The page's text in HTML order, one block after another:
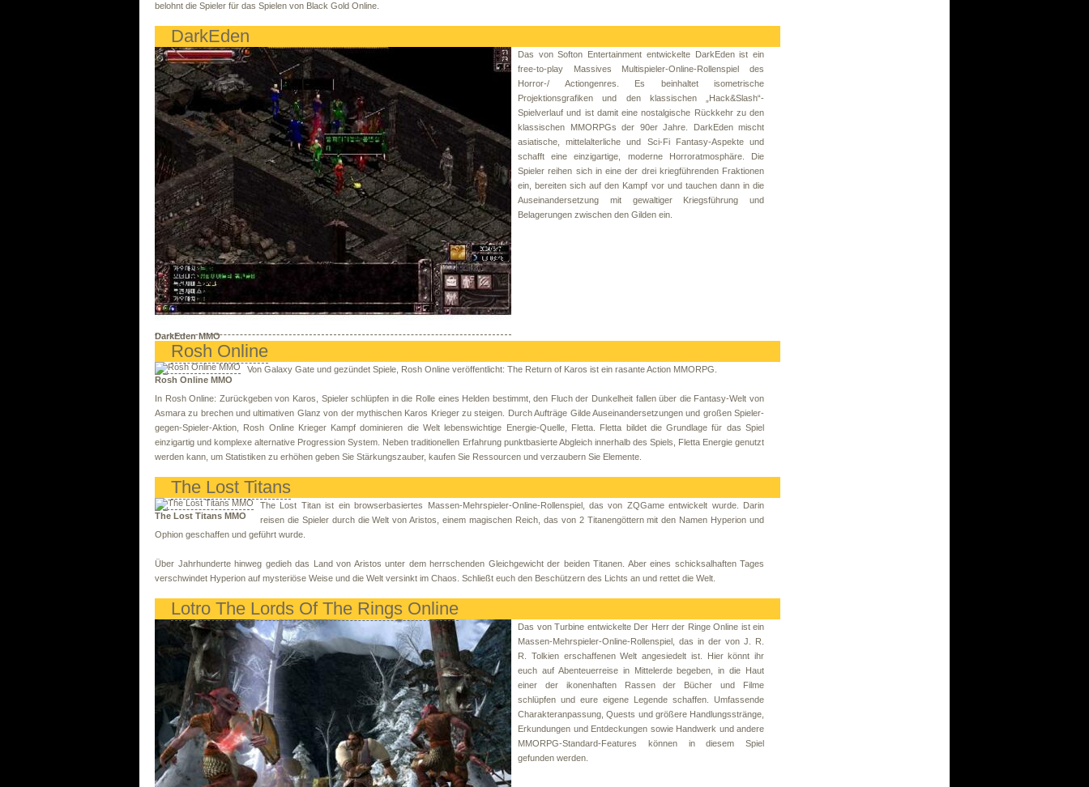
belohnt die Spieler für das Spielen von Black Gold Online.
DarkEden
DarkEden MMO
Das von Softon Entertainment entwickelte DarkEden ist ein
free-to-play Massives Multispieler-Online-Rollenspiel des
Horror-/ Actiongenres. Es beinhaltet isometrische
Projektionsgrafiken und den klassischen „Hack&Slash“-
Spielverlauf und ist damit eine nostalgische Rückkehr zu den
klassischen MMORPGs der 90er Jahre. DarkEden mischt
asiatische, mittelalterliche und Sci-Fi Fantasy-Aspekte und
schafft eine einzigartige, moderne Horroratmosphäre. Die
Spieler reihen sich in eine der drei kriegführenden Fraktionen
ein, bereiten sich auf den Kampf vor und tauchen dann in die
Auseinandersetzung mit gewaltiger Kriegsführung und
Belagerungen zwischen den Gilden ein.
Rosh Online
Rosh Online MMO
Von Galaxy Gate und gezündet Spiele, Rosh Online veröffentlicht: The Return of Karos ist ein rasante Action MMORPG.
In Rosh Online: Zurückgeben von Karos, Spieler schlüpfen in die Rolle eines Helden bestimmt, den Fluch der Dunkelheit fallen über die Fantasy-Welt von
Asmara zu brechen und ultimativen Glanz von der mythischen Karos Krieger zu steigen. Durch Aufträge Gilde Auseinandersetzungen und großen Spieler-
gegen-Spieler-Aktion, Rosh Online Krieger Kampf dominieren die Welt lebenswichtige Energie-Quelle, Fletta. Fletta bildet die Grundlage für das Spiel
einzigartig und komplexe alternative Progression System. Neben traditionellen Erfahrung punktbasierte Abgleich innerhalb des Spiels, Fletta Energie genutzt
werden kann, um Statistiken zu erhöhen geben Sie Stärkungszauber, kaufen Sie Ressourcen und verzaubern Sie Elemente.
The Lost Titans
The Lost Titans MMO
The Lost Titan ist ein browserbasiertes Massen-Mehrspieler-Online-Rollenspiel, das von ZQGame entwickelt wurde. Darin
reisen die Spieler durch die Welt von Aristos, einem magischen Reich, das von 2 Titanengöttern mit den Namen Hyperion und
Ophion geschaffen und geführt wurde.
Über Jahrhunderte hinweg gedieh das Land von Aristos unter dem herrschenden Gleichgewicht der beiden Titanen. Aber eines schicksalhaften Tages
verschwindet Hyperion auf mysteriöse Weise und die Welt versinkt im Chaos. Schließt euch den Beschützern des Lichts an und rettet die Welt.
Lotro The Lords Of The Rings Online
Das von Turbine entwickelte Der Herr der Ringe Online ist ein
Massen-Mehrspieler-Online-Rollenspiel, das in der von J. R.
R. Tolkien erschaffenen Welt angesiedelt ist. Hier könnt ihr
euch auf Abenteuerreise in Mittelerde begeben, in die Haut
einer der ikonenhaften Rassen der Bücher und Filme
schlüpfen und eure eigene Legende schaffen. Umfassende
Charakteranpassung, Quests und größere Handlungsstränge,
Erkundungen und Entdeckungen sowie Handwerk und andere
MMORPG-Standard-Features können in diesem Spiel
gefunden werden.